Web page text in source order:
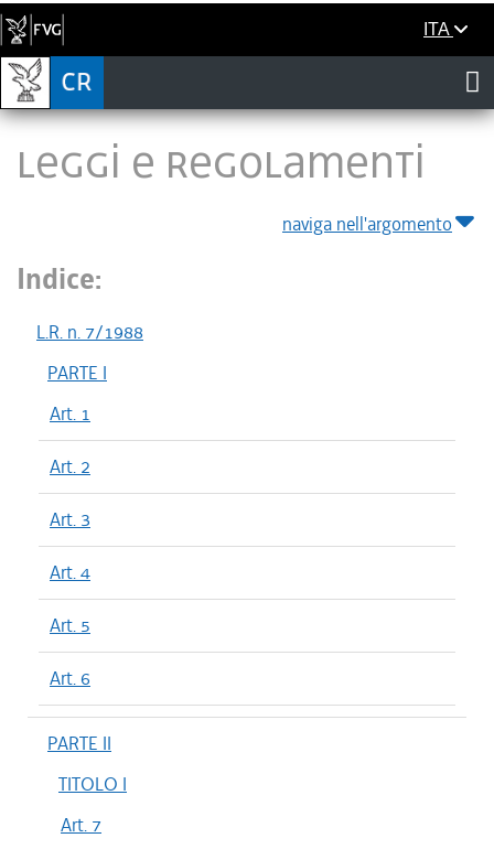
ITA
LEGGI E REGOLAMENTI
naviga nell'argomento
Indice:
L.R. n. 7/1988
PARTE I
Art. 1
Art. 2
Art. 3
Art. 4
Art. 5
Art. 6
PARTE II
TITOLO I
Art. 7